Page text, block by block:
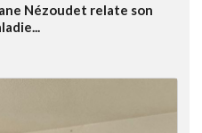
Nézoudet relate son